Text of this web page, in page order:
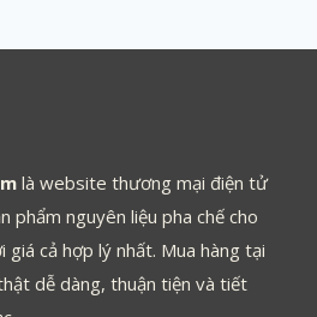
là website thương mại điện tử
phẩm nguyên liệu pha chế cho
cả hợp lý nhất. Mua hàng tại
dễ dàng, thuận tiện và tiết